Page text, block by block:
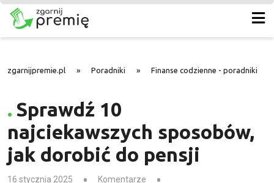
zgarnijpremie.pl » Poradniki » Finanse codzienne - poradniki
Sprawdź 10
najciekawszych sposobów,
jak dorobić do pensji
16 stycznia 2025
Komentarze